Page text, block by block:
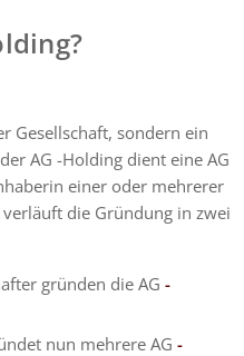
Gesellschaft, sondern ein
AG -Holding dient eine AG
einer oder mehrerer
die Gründung in zwei
gründen die AG-
nun mehrere AG-